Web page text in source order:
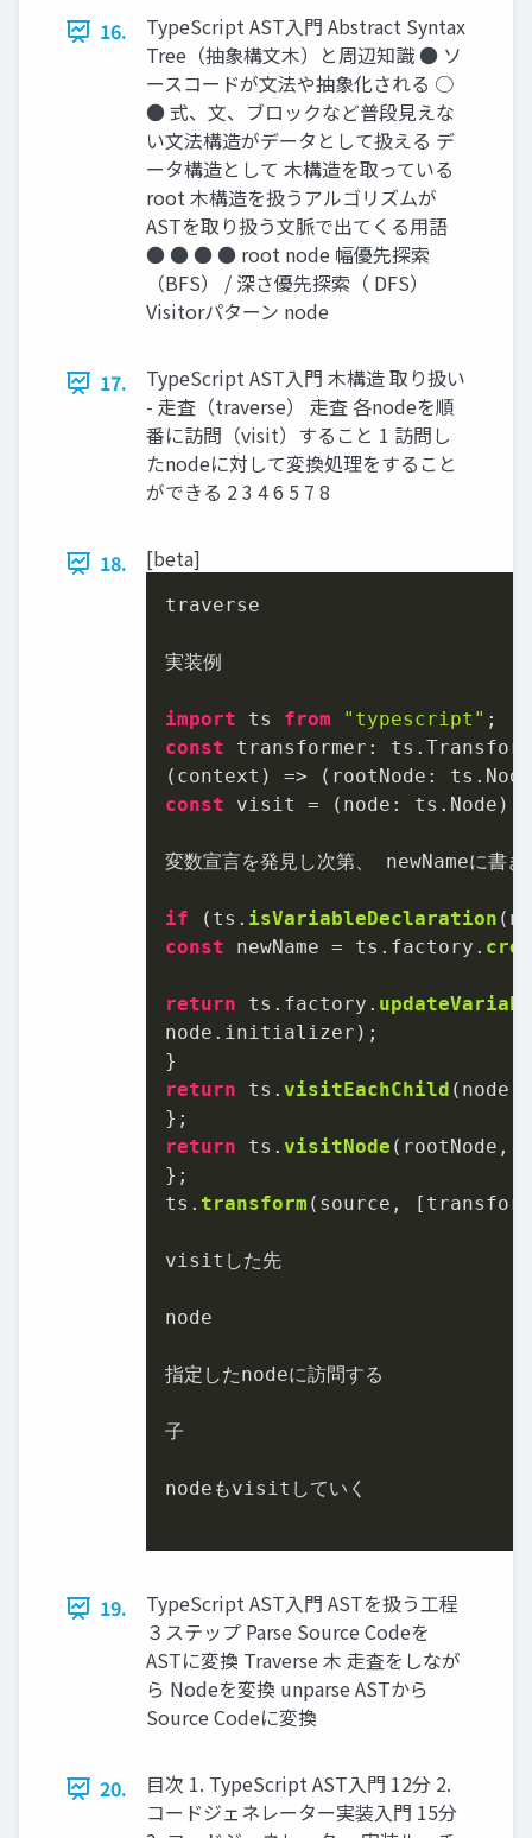
16.
TypeScript AST入門 Abstract Syntax
Tree（抽象構文木）と周辺知識 ● ソ
ースコードが文法や抽象化される ○
● 式、文、ブロックなど普段見えな
い文法構造がデータとして扱える デ
ータ構造として 木構造を取っている
root 木構造を扱うアルゴリズムが
ASTを取り扱う文脈で出てくる用語
● ● ● ● root node 幅優先探索
（BFS） / 深さ優先探索（ DFS）
Visitorパターン node
17.
TypeScript AST入門 木構造 取り扱い
- 走査（traverse） 走査 各nodeを順
番に訪問（visit）すること 1 訪問し
たnodeに対して変換処理をすること
ができる 2 3 4 6 5 7 8
18. [beta]
traverse
実装例
import ts from "typescript"
const
transformer : ts.
( context ) => ( rootNode: ts.Node
const visit = ( node : ts. Node ):
変数宣言を発見し次第、 newNameに書き
if (ts. isVariableDeclaration
const newName = ts. factory .
return ts. factory .
node. initializer );
return ts. visitEachChild
return ts. visitNode
};
ts. transform (source,
visitした先
node
指定したnodeに訪問する
子
nodeもvisitしていく
19.
TypeScript AST入門 ASTを扱う工程
３ステップ Parse Source Codeを
ASTに変換 Traverse 木 走査をしなが
ら Nodeを変換 unparse ASTから
Source Codeに変換
20.
目次 1. TypeScript AST入門 12分 2.
コードジェネレーター実装入門 15分